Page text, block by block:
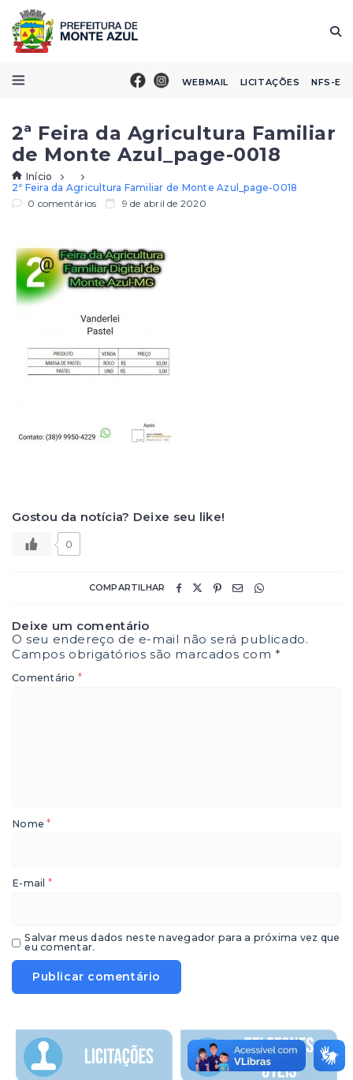
WEBMAIL LICITAÇÕES NFS-E
2ª Feira da Agricultura Familiar
de Monte Azul_page-0018
Início
2ª Feira da Agricultura Familiar de Monte Azul_page-0018
0 comentários
9 de abril de 2020
Gostou da notícia? Deixe seu like!
0
COMPARTILHAR
Deixe um comentário
O seu endereço de e-mail não será publicado.
Campos obrigatórios são marcados com*
Comentário *
Nome*
E-mail *
Salvar meus dados neste navegador para a próxima vez que
eu comentar.